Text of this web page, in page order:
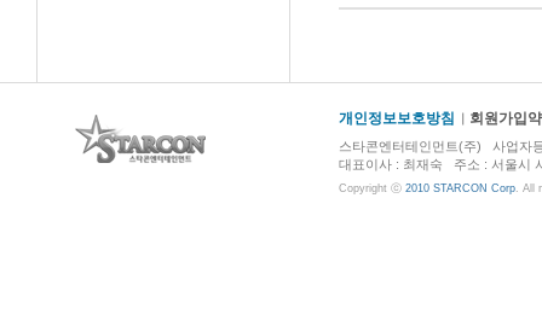
개인정보보호방침 회원가입
스타콘엔터테인먼트(주) 사업자
대표이사 : 최재숙 주소 : 서울시
Copyright ⓒ 2010 STARCON Corp. All